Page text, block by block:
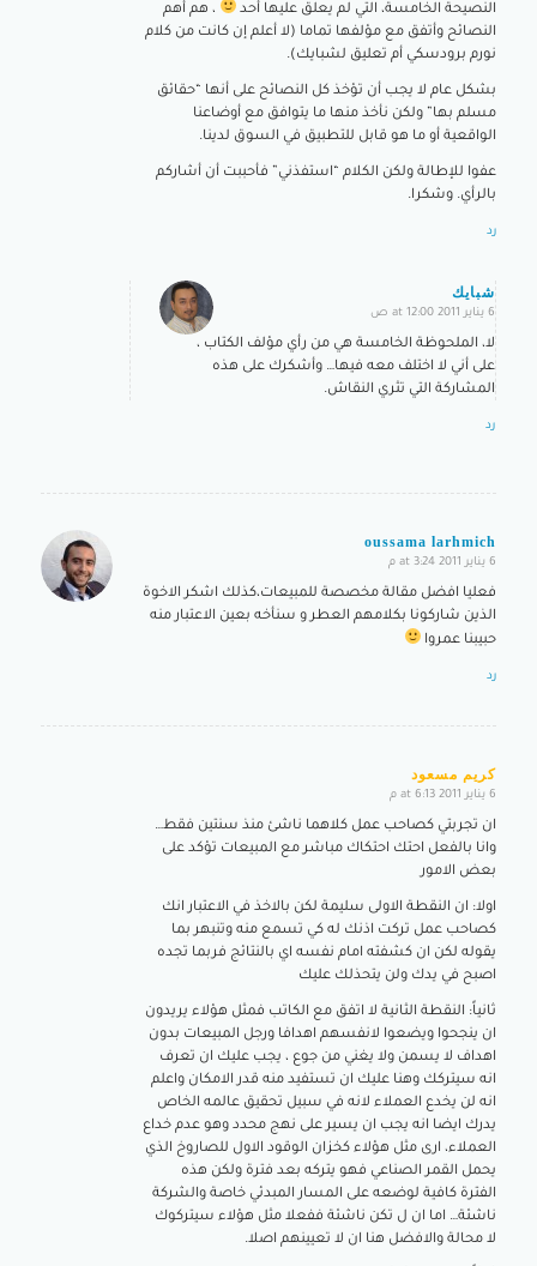
النصيحة الخامسة، التي لم يعلق عليها أحد
، هم أهم
النصائح وأتفق مع مؤلفها تماما (لا أعلم إن كانت من كلام
نورم برودسكي أم تعليق لشبايك).
بشكل عام لا يجب أن تؤخذ كل النصائح على أنها “حقائق
مسلم بها” ولكن نأخذ منها ما يتوافق مع أوضاعنا
الواقعية أو ما هو قابل للتطبيق في السوق لدينا.
عفوا للإطالة ولكن الكلام “استفذني” فأحببت أن أشاركم
بالرأي. وشكرا.
رد
شبايك
says:
6 يناير 2011 at 12:00 ص
لا، الملحوظة الخامسة هي من رأي مؤلف الكتاب ،
على أني لا اختلف معه فيها… وأشكرك على هذه
المشاركة التي تثري النقاش.
رد
oussama larhmich
says:
6 يناير 2011 at 3:24 م
فعليا افضل مقالة مخصصة للمبيعات،كذلك اشكر الاخوة
الذين شاركونا بكلامهم العطر و سنأخه بعين الاعتبار منه
حبيبنا عمروا
رد
كريم مسعود
says:
6 يناير 2011 at 6:13 م
ان تجربتي كصاحب عمل كلاهما ناشئ منذ سنتين فقط…
وانا بالفعل احتك احتكاك مباشر مع المبيعات تؤكد على
بعض الامور
اولا: ان النقطة الاولى سليمة لكن بالاخذ في الاعتبار انك
كصاحب عمل تركت اذنك له كي تسمع منه وتنبهر بما
يقوله لكن ان كشفته امام نفسه اي بالنتائج فربما تجده
اصبح في يدك ولن يتحذلك عليك
ثانياً: النقطة الثانية لا اتفق مع الكاتب فمثل هؤلاء يريدون
ان ينجحوا ويضعوا لانفسهم اهدافا ورجل المبيعات بدون
اهداف لا يسمن ولا يغني من جوع ، يجب عليك ان تعرف
انه سيتركك وهنا عليك ان تستفيد منه قدر الامكان واعلم
انه لن يخدع العملاء لانه في سبيل تحقيق عالمه الخاص
يدرك ايضا انه يجب ان يسير على نهج محدد وهو عدم خداع
العملاء، ارى مثل هؤلاء كخزان الوقود الاول للصاروخ الذي
يحمل القمر الصناعي فهو يتركه بعد فترة ولكن هذه
الفترة كافية لوضعه على المسار المبدئي خاصة والشركة
ناشئة… اما ان ل تكن ناشئة ففعلا مثل هؤلاء سيتركوك
لا محالة والافضل هنا ان لا تعيينهم اصلا.